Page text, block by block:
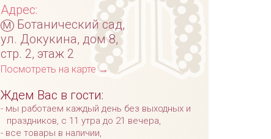
Адрес:
м Ботанический сад,
ул. Докукина, дом 8,
стр. 2, этаж 2
Посмотреть на карте →
Ждем Вас в гости:
мы работаем каждый день без выходных и
праздников, с 11 утра до 21 вечера,
все товары в наличии,